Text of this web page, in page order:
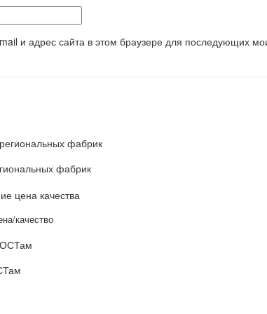
и адрес сайта в этом браузере для последующих
фабрик
качество